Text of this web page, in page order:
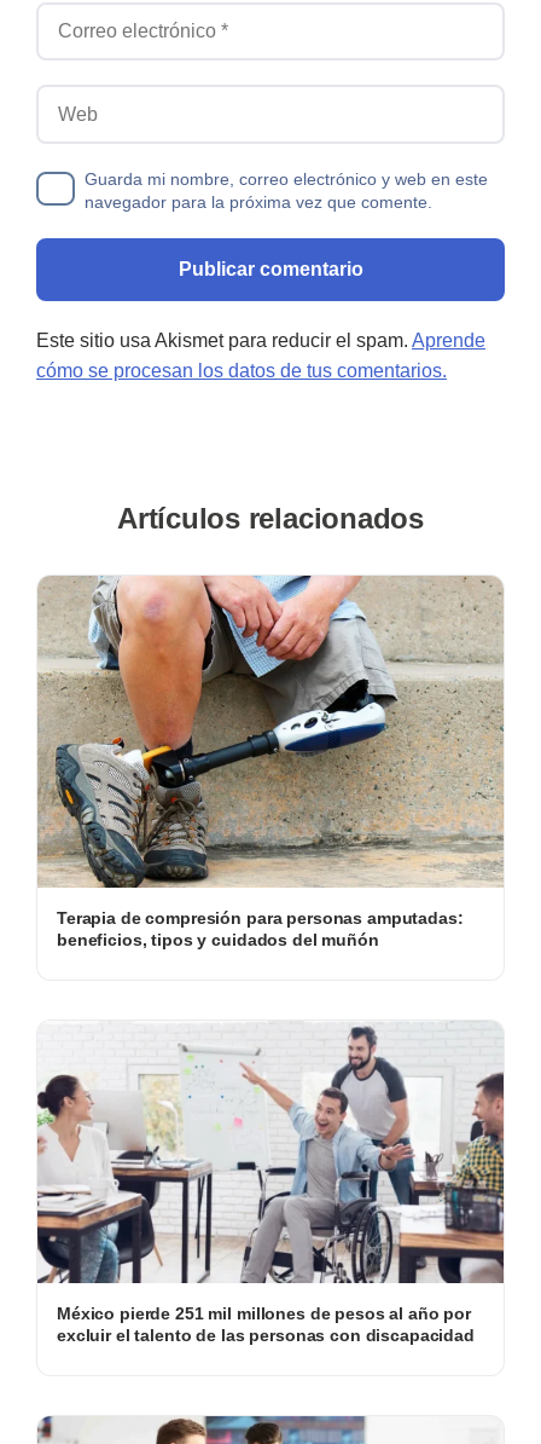
Guarda mi nombre, correo electrónico y web en este
navegador para la próxima vez que comente.
Este sitio usa Akismet para reducir el spam. Aprende
cómo se procesan los datos de tus comentarios.
Artículos relacionados
Terapia de compresión para personas amputadas:
beneficios, tipos y cuidados del muñón
México pierde 251 mil millones de pesos al año por
excluir el talento de las personas con discapacidad